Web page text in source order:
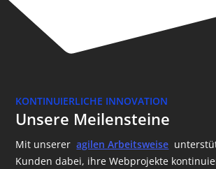
KONTINUIERLICHE INNOVATION
Unsere Meilensteine
Mit unserer agilen Arbeitsweise
Kunden dabei, ihre Webprojekte